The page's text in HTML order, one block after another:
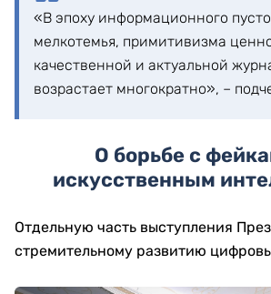
«В эпоху информационного
мелкотемья, примитивизма
качественной и актуальной
возрастает многократно», –
О борьбе с
искусственным
Отдельную часть выступления
стремительному развитию